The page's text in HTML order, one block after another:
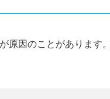
原因のことがあります